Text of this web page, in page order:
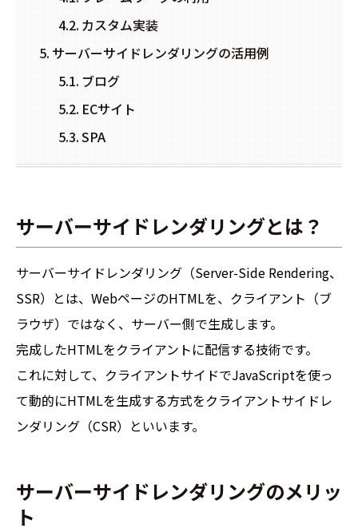
カスタム実装
サーバーサイドレンダリングの活用例
ブログ
ECサイト
SPA
サーバーサイドレンダリングとは？
サーバーサイドレンダリング（Server-Side Rendering、
SSR）とは、WebページのHTMLを、クライアント（ブ
ラウザ）ではなく、サーバー側で生成します。
完成したHTMLをクライアントに配信する技術です。
これに対して、クライアントサイドでJavaScriptを使っ
て動的にHTMLを生成する方式をクライアントサイドレ
ンダリング（CSR）といいます。
サーバーサイドレンダリングのメリッ
ト